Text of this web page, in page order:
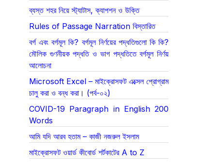
ব্যস্ত শহর নিয়ে স্ট্যাটাস, ক্যাপশন ও উক্তি
Rules of Passage Narration বিস্তারিত
বর্গ এবং বর্গমূল কি? বর্গমূল নির্ণয়ের পদ্ধতিগুলো কি কি?
মৌলিক গুণনীয়ক পদ্ধতি ও ভাগ পদ্ধতিতে বর্গমূল নির্ণয়
আলোচনা
Microsoft Excel – মাইক্রোসফট এক্সেল প্রোগ্রাম
চালু করা ও বন্ধ করা। (পর্ব-০২)
COVID-19 Paragraph in English 200
Words
আমি যদি আরব হতাম – কাজী নজরুল ইসলাম
মাইক্রোসফট ওয়ার্ড কীবোর্ড শর্টকাটের A to Z